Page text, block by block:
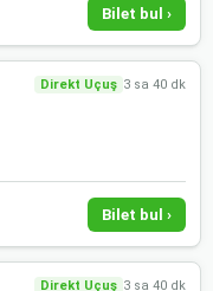
Bilet bul ›
Direkt Uçuş 3 sa 40 dk
Bilet bul ›
Direkt Uçuş 3 sa 40 dk